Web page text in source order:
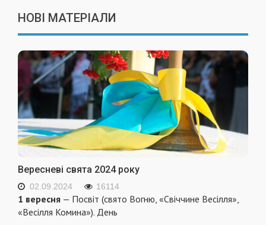
НОВІ МАТЕРІАЛИ
Вересневі свята 2024 року
02.09.2024 16114
1 вересня — Посвіт (свято Вогню, «Свіччине Весілля»,
«Весілля Комина»). День